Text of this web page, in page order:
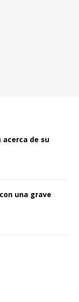
acerca de su
una grave